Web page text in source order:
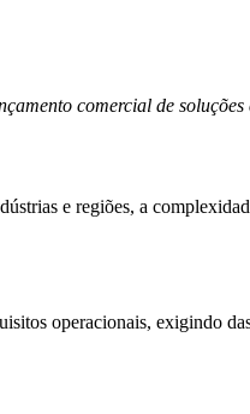
comercial de
e regiões, a
operacionais, exigindo